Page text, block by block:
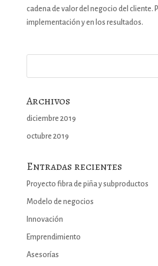
cadena de valor del negocio del cliente.
implementación y en los resultados.
Archivos
diciembre 2019
octubre 2019
Entradas recientes
Proyecto fibra de piña y subproductos
Modelo de negocios
Innovación
Emprendimiento
Asesorías